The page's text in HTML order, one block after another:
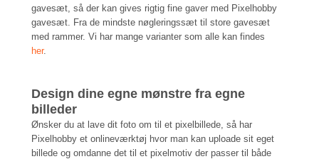
gavesæt, så der kan gives rigtig fine gaver med Pixelhobby
gavesæt. Fra de mindste nøgleringssæt til store gavesæt
med rammer. Vi har mange varianter som alle kan findes
her.
Design dine egne mønstre fra egne
billeder
Ønsker du at lave dit foto om til et pixelbillede, så har
Pixelhobby et onlineværktøj hvor man kan uploade sit eget
billede og omdanne det til et pixelmotiv der passer til både